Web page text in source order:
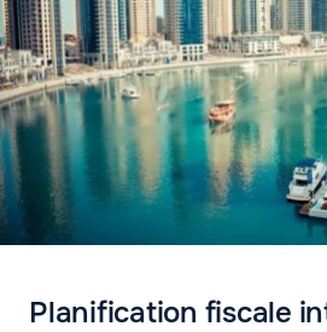
Planification fiscale